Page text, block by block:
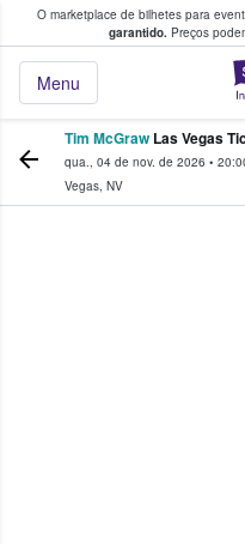
O marketplace de bilhetes para
garantido.Preços
Menu
fãs compram e
Tim McGraw Las Vegas
qua., 04 de nov. de 2026 •
Vegas, NV